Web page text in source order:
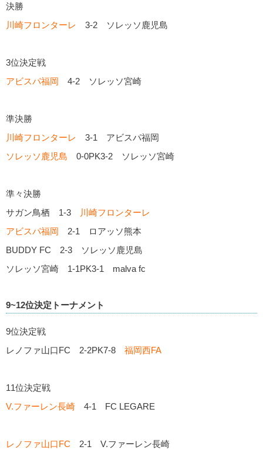
決勝
川崎フロンターレ 3-2 ソレッソ鹿児島
3位決定戦
アビスパ福岡 4-2 ソレッソ宮崎
準決勝
川崎フロンターレ 3-1 アビスパ福岡
ソレッソ鹿児島 0-0PK3-2 ソレッソ宮崎
準々決勝
サガン鳥栖 1-3
川崎フロンターレ
アビスパ福岡 2-1 ロアッソ熊本
BUDDY FC 2-3 ソレッソ鹿児島
ソレッソ宮崎 1-1PK3-1 malva fc
9~12位決定トーナメント
9位決定戦
レノファ山口FC 2-2PK7-8 福岡西FA
11位決定戦
V.ファーレン長崎 4-1 FC LEGARE
レノファ山口FC 2-1 V.ファーレン長崎